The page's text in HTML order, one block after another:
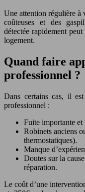
Une attention régulière à
coûteuses et des
détectée rapidement
logement.
Quand faire
professionnel ?
Dans certains cas, il
professionnel :
Fuite importante et
Robinets anciens
thermostatiques).
Manque
Doutes sur la
réparation.
Le coût d’une